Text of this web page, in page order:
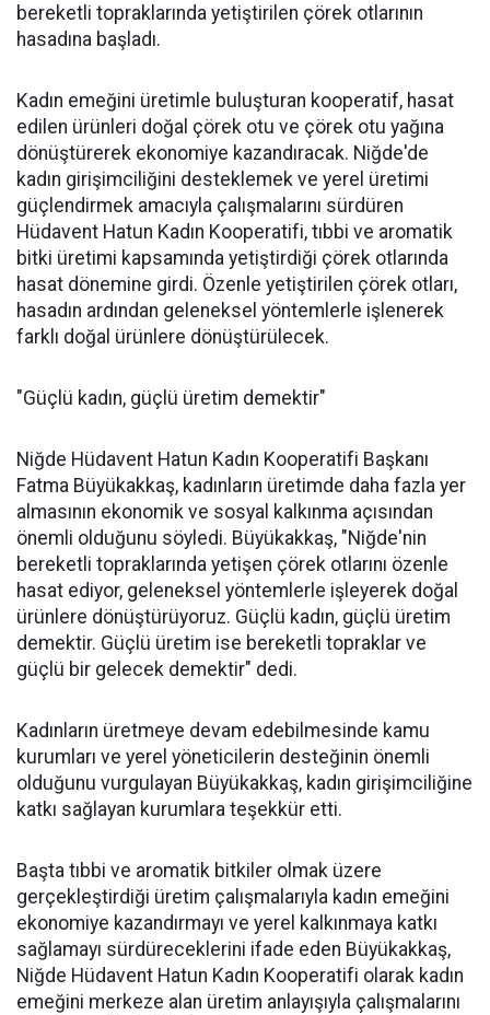
bereketli topraklarında yetiştirilen çörek otlarının
hasadına başladı.
Kadın emeğini üretimle buluşturan kooperatif, hasat
edilen ürünleri doğal çörek otu ve çörek otu yağına
dönüştürerek ekonomiye kazandıracak. Niğde'de
kadın girişimciliğini desteklemek ve yerel üretimi
güçlendirmek amacıyla çalışmalarını sürdüren
Hüdavent Hatun Kadın Kooperatifi, tıbbi ve aromatik
bitki üretimi kapsamında yetiştirdiği çörek otlarında
hasat dönemine girdi. Özenle yetiştirilen çörek otları,
hasadın ardından geleneksel yöntemlerle işlenerek
farklı doğal ürünlere dönüştürülecek.
"Güçlü kadın, güçlü üretim demektir"
Niğde Hüdavent Hatun Kadın Kooperatifi Başkanı
Fatma Büyükakkaş, kadınların üretimde daha fazla yer
almasının ekonomik ve sosyal kalkınma açısından
önemli olduğunu söyledi. Büyükakkaş, "Niğde'nin
bereketli topraklarında yetişen çörek otlarını özenle
hasat ediyor, geleneksel yöntemlerle işleyerek doğal
ürünlere dönüştürüyoruz. Güçlü kadın, güçlü üretim
demektir. Güçlü üretim ise bereketli topraklar ve
güçlü bir gelecek demektir" dedi.
Kadınların üretmeye devam edebilmesinde kamu
kurumları ve yerel yöneticilerin desteğinin önemli
olduğunu vurgulayan Büyükakkaş, kadın girişimciliğine
katkı sağlayan kurumlara teşekkür etti.
Başta tıbbi ve aromatik bitkiler olmak üzere
gerçekleştirdiği üretim çalışmalarıyla kadın emeğini
ekonomiye kazandırmayı ve yerel kalkınmaya katkı
sağlamayı sürdüreceklerini ifade eden Büyükakkaş,
Niğde Hüdavent Hatun Kadın Kooperatifi olarak kadın
emeğini merkeze alan üretim anlayışıyla çalışmalarını